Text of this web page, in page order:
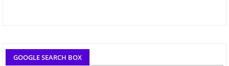
GOOGLE SEARCH BOX